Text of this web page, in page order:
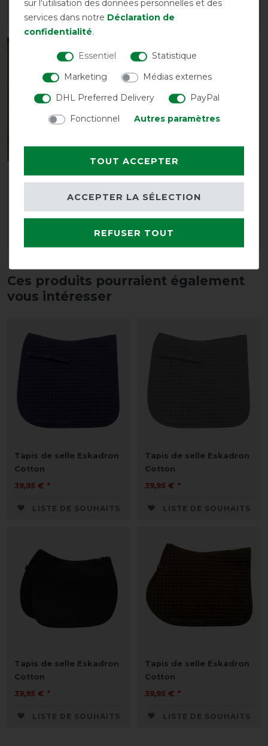
LISTE DE SOUHAITS LISTE DE SOUHAITS
Eskadron Basics
19,90 € *
Eskadron Basics
polaire
64,95 € *
Ces produits pourraient également
vous intéresser
Tapis de selle Eskadron
Cotton
39,95 € *
LISTE DE SOUHAITS
Tapis de selle Eskadron
Cotton
39,95 € *
LISTE DE SOUHAITS
Tapis de selle Eskadron
Cotton
39,95 € *
LISTE DE SOUHAITS
Tapis de selle Eskadron
Cotton
39,95 € *
LISTE DE SOUHAITS
sur l'utilisation des données personnelles et des
services dans notre Déclaration de
confidentialité.
Essentiel
Statistique
Marketing
Médias externes
DHL Preferred Delivery
PayPal
Fonctionnel
Autres paramètres
TOUT ACCEPTER
REFUSER TOUT
ACCEPTER LA SÉLECTION